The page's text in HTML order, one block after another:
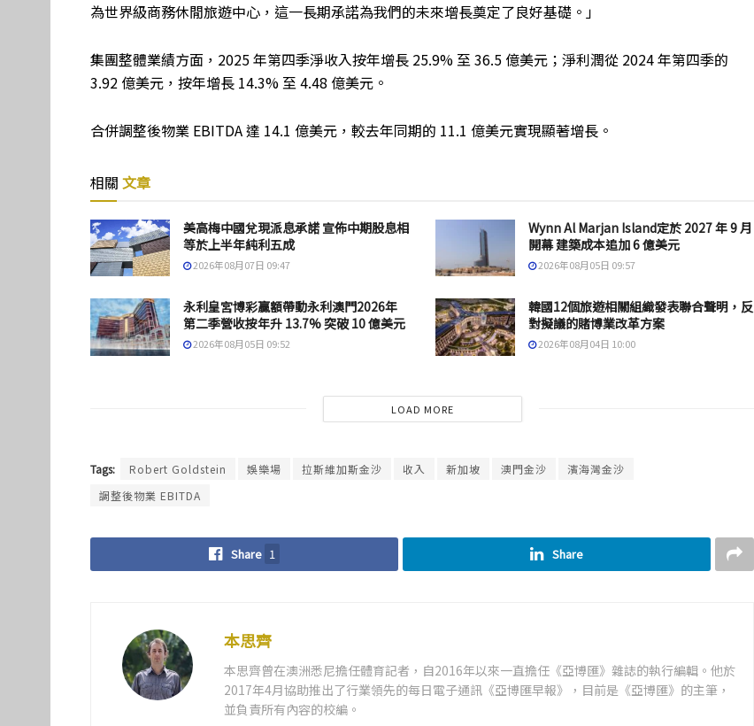
為世界級商務休閒旅遊中心，這一長期承諾為我們的未來增長奠定了良好基礎。」
集團整體業績方面，2025 年第四季淨收入按年增長 25.9% 至 36.5 億美元；淨利潤從 2024 年第四季的
3.92 億美元，按年增長 14.3% 至 4.48 億美元。
合併調整後物業 EBITDA 達 14.1 億美元，較去年同期的 11.1 億美元實現顯著增長。
相關 文章
美高梅中國兌現派息承諾 宣佈中期股息相
等於上半年純利五成
2026年08月07日 09:47
Wynn Al Marjan Island定於 2027 年 9 月
開幕 建築成本追加 6 億美元
2026年08月05日 09:57
永利皇宮博彩贏額帶動永利澳門2026年
第二季營收按年升 13.7% 突破 10 億美元
2026年08月05日 09:52
韓國12個旅遊相關組織發表聯合聲明，反
對擬議的賭博業改革方案
2026年08月04日 10:00
LOAD MORE
Tags: Robert Goldstein 娛樂場 拉斯維加斯金沙 收入 新加坡 澳門金沙
濱海灣金沙
調整後物業 EBITDA
Share 1 Share
本思齊
本思齊曾在澳洲悉尼擔任體育記者，自2016年以來一直擔任《亞博匯》雜誌的執行編輯。他於
2017年4月協助推出了行業領先的每日電子通訊《亞博匯早報》，目前是《亞博匯》的主筆，
並負責所有內容的校編。